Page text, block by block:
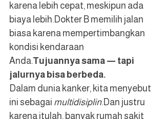
karena lebih cepat, meskipun ada
biaya lebih.Dokter B memilih jalan
biasa karena mempertimbangkan
kondisi kendaraan
Anda.Tujuannya sama — tapi
jalurnya bisa berbeda.
Dalam dunia kanker, kita menyebut
ini sebagai multidisiplin.Dan justru
karena itulah, banyak rumah sakit